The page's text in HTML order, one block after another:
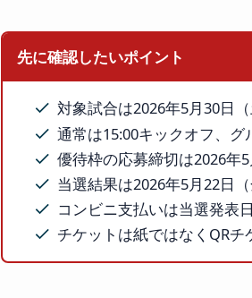
先に確認したいポイント
対象試合は2026年5月30日
通常は15:00キックオフ、
優待枠の応募締切は2026年
当選結果は2026年5月22日
コンビニ支払いは当選発表
チケットは紙ではなくQRチ